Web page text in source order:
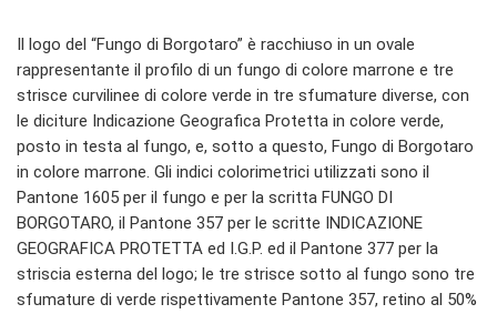
Il logo del “Fungo di Borgotaro” è racchiuso in un ovale
rappresentante il profilo di un fungo di colore marrone e tre
strisce curvilinee di colore verde in tre sfumature diverse, con
le diciture Indicazione Geografica Protetta in colore verde,
posto in testa al fungo, e, sotto a questo, Fungo di Borgotaro
in colore marrone. Gli indici colorimetrici utilizzati sono il
Pantone 1605 per il fungo e per la scritta FUNGO DI
BORGOTARO, il Pantone 357 per le scritte INDICAZIONE
GEOGRAFICA PROTETTA ed I.G.P. ed il Pantone 377 per la
striscia esterna del logo; le tre strisce sotto al fungo sono tre
sfumature di verde rispettivamente Pantone 357, retino al 50%